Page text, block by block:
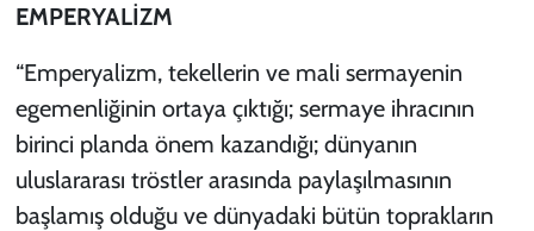
EMPERYALİZM
“Emperyalizm, tekellerin ve mali sermayenin
egemenliğinin ortaya çıktığı; sermaye ihracının
birinci planda önem kazandığı; dünyanın
uluslararası tröstler arasında paylaşılmasının
başlamış olduğu ve dünyadaki bütün toprakların